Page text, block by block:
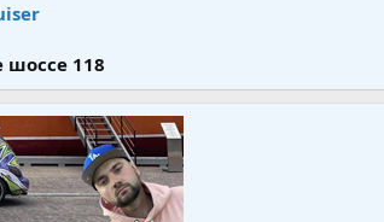
шоссе 118